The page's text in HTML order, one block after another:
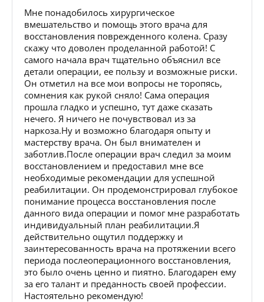
Мне понадобилось хирургическое
вмешательство и помощь этого врача для
восстановления поврежденного колена. Сразу
скажу что доволен проделанной работой! С
самого начала врач тщательно объяснил все
детали операции, ее пользу и возможные риски.
Он отметил на все мои вопросы не торопясь,
сомнения как рукой сняло! Сама операция
прошла гладко и успешно, тут даже сказать
нечего. Я ничего не почувствовал из за
наркоза.Ну и возможно благодаря опыту и
мастерству врача. Он был внимателен и
заботлив.После операции врач следил за моим
восстановлением и предоставил мне все
необходимые рекомендации для успешной
реабилитации. Он продемонстрировал глубокое
понимание процесса восстановления после
данного вида операции и помог мне разработать
индивидуальный план реабилитации.Я
действительно ощутил поддержку и
заинтересованность врача на протяжении всего
периода послеоперационного восстановления,
это было очень ценно и пиятно. Благодарен ему
за его талант и преданность своей профессии.
Настоятельно рекомендую!